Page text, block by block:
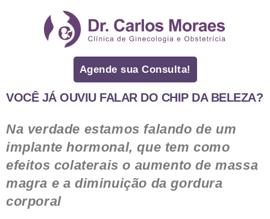
Agende sua Consulta!
VOCÊ JÁ OUVIU FALAR DO CHIP DA BELEZA?
Na verdade estamos falando de um
implante hormonal, que tem como
efeitos colaterais o aumento de massa
magra e a diminuição da gordura
corporal